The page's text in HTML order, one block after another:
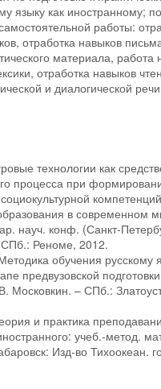
языку как иностранному;
работы:
отработка навыков
материала, работа
отработка навыков
и диалогической
технологии как
процесса при
в современном
науч. конф. (Санкт-
Реноме, 2012.
обучения русскому
предвузовской
Московкин. – СПб.:
и практика
учеб.-метод.
Изд-во Тихоокеан.